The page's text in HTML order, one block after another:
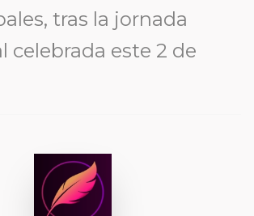
tras la jornada
celebrada este 2 de